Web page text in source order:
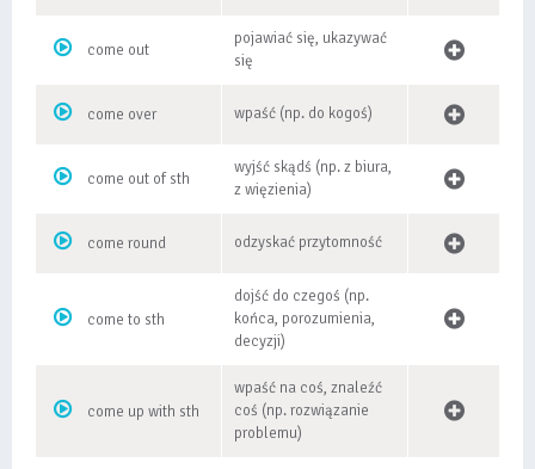
come out
pojawiać się, ukazywać
się
come over wpaść (np. do kogoś)
come out of sth
wyjść skądś (np. z biura,
z więzienia)
come round odzyskać przytomność
come to sth
dojść do czegoś (np.
końca, porozumienia,
decyzji)
come up with sth
wpaść na coś, znaleźć
coś (np. rozwiązanie
problemu)